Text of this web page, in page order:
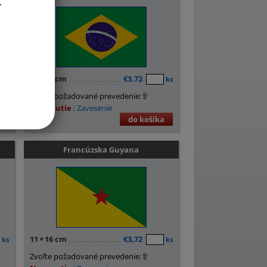
16 cm €3,72 ks
Zvoľte požadované prevedenie:
Nasunutie Zavesenie
do košíka
ks
Francúzska Guyana
11 × 16 cm €3,72 ks
Zvoľte požadované prevedenie: